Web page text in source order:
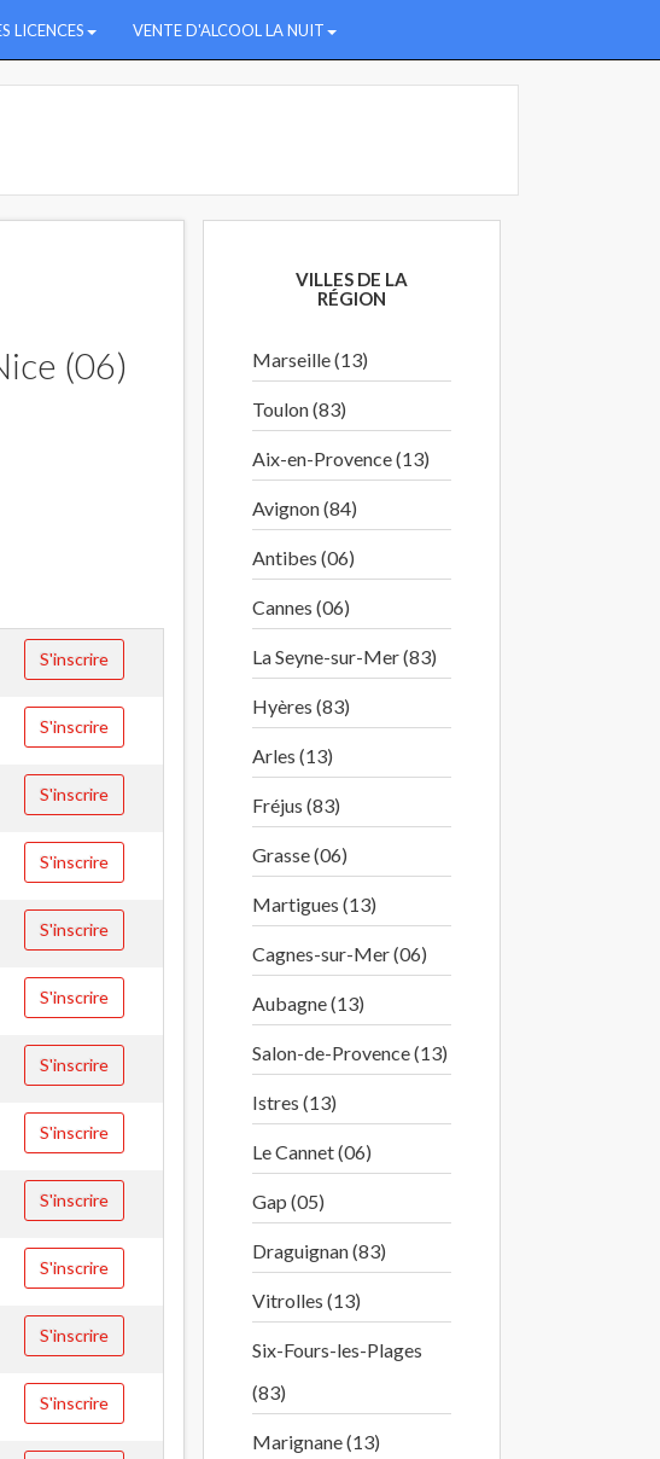
LICENCES VENTE D'ALCOOL LA NUIT
(06)
S'inscrire
S'inscrire
S'inscrire
S'inscrire
S'inscrire
S'inscrire
S'inscrire
S'inscrire
S'inscrire
S'inscrire
S'inscrire
S'inscrire
VILLES DE LA
RÉGION
Marseille (13)
Toulon (83)
Aix-en-Provence (13)
Avignon (84)
Antibes (06)
Cannes (06)
La Seyne-sur-Mer (83)
Hyères (83)
Arles (13)
Fréjus (83)
Grasse (06)
Martigues (13)
Cagnes-sur-Mer (06)
Aubagne (13)
Salon-de-Provence (13)
Istres (13)
Le Cannet (06)
Gap (05)
Draguignan (83)
Vitrolles (13)
Six-Fours-les-Plages
(83)
Marignane (13)